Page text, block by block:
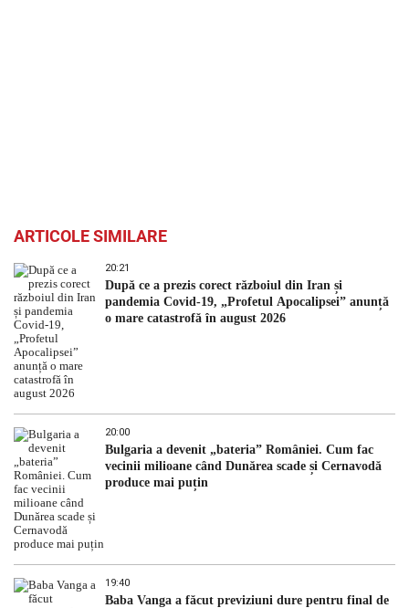
ARTICOLE SIMILARE
20:21
După ce a prezis corect războiul din Iran și
pandemia Covid-19, „Profetul Apocalipsei” anunță
o mare catastrofă în august 2026
20:00
Bulgaria a devenit „bateria” României. Cum fac
vecinii milioane când Dunărea scade și Cernavodă
produce mai puțin
19:40
Baba Vanga a făcut previziuni dure pentru final de